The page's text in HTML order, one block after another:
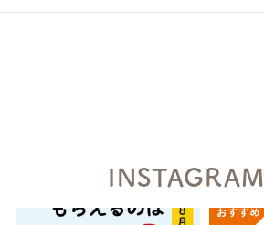
INSTAGRAM